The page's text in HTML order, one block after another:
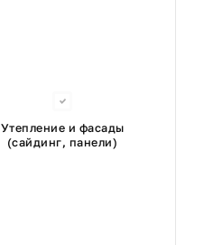
Утепление и фасады
(сайдинг, панели)